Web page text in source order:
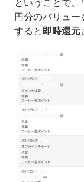
ということで
円分のバリュー
すると 即時還元